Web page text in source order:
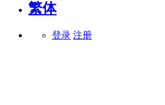
繁体
登录 注册